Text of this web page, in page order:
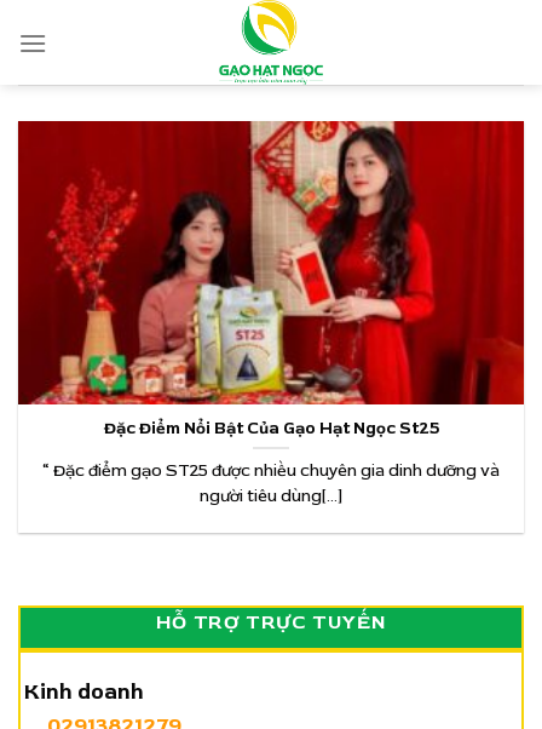
Đặc Điểm Nổi Bật Của Gạo Hạt Ngọc St25
“ Đặc điểm gạo ST25 được nhiều chuyên gia dinh dưỡng và
người tiêu dùng[...]
HỖ TRỢ TRỰC TUYẾN
Kinh doanh